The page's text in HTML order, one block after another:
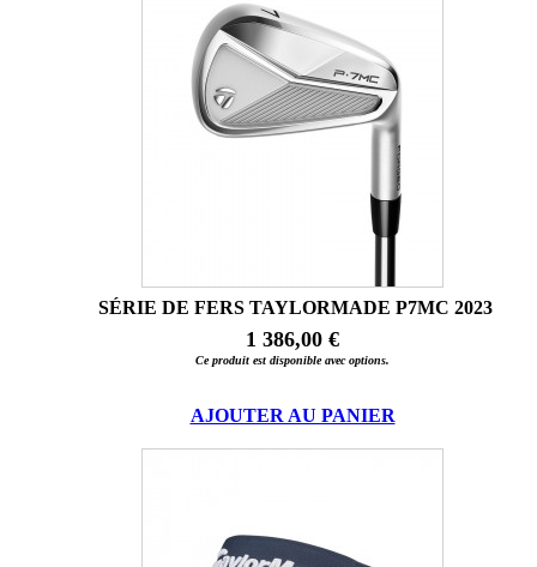
SÉRIE DE FERS TAYLORMADE P7MC 2023
1 386,00 €
Ce produit est disponible avec options.
AJOUTER AU PANIER